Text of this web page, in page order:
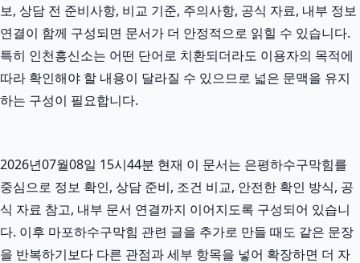
보, 상담 전 준비사항, 비교 기준, 주의사항, 공식 자료, 내부 정보
연결이 함께 구성되면 문서가 더 안정적으로 읽힐 수 있습니다.
특히 인천흥신소는 어떤 단어로 치환되더라도 이용자의 목적에
따라 확인해야 할 내용이 달라질 수 있으므로 넓은 문맥을 유지
하는 구성이 필요합니다.
2026년07월08일 15시44분 현재 이 문서는 은평하수구막힘를
중심으로 정보 확인, 상담 준비, 조건 비교, 안전한 확인 방식, 공
식 자료 참고, 내부 문서 연결까지 이어지도록 구성되어 있습니
다. 이후 마포하수구막힘 관련 글을 추가로 만들 때도 같은 문장
을 반복하기보다 다른 관점과 세부 항목을 넣어 확장하면 더 자